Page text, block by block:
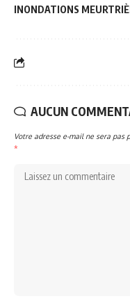
INONDATIONS
AUCUN
Votre adresse e-mail ne sera pas
*